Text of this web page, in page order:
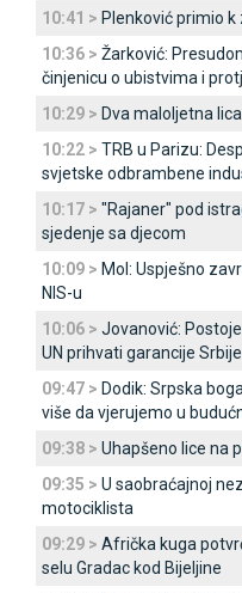
10:41 > Plenković primio
10:36 > Žarković:
činjenicu o ubistvima i
10:29 > Dva maloljetna
10:22 > TRB u Parizu:
svjetske odbrambene
10:17 > "Rajaner" pod
sjedenje sa djecom
10:09 > Mol: Uspješno
NIS-u
10:06 > Јovanović:
UN prihvati garancije
09:47 > Dodik: Srpska
više da vjerujemo u
09:38 > Uhapšeno lice na
09:35 > U saobraćajnoj
motociklista
09:29 > Afrička kuga
selu Gradac kod Bijeljine